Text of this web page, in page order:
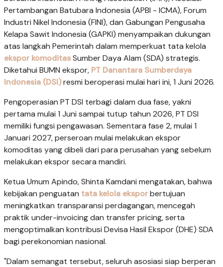
Pertambangan Batubara Indonesia (APBI - ICMA), Forum
Industri Nikel Indonesia (FINI), dan Gabungan Pengusaha
Kelapa Sawit Indonesia (GAPKI) menyampaikan dukungan
atas langkah Pemerintah dalam memperkuat tata kelola
ekspor komoditasSumber Daya Alam (SDA) strategis.
Diketahui BUMN ekspor, PT Danantara Sumberdaya
Indonesia (DSI)resmi beroperasi mulai hari ini, 1 Juni 2026.
Pengoperasian PT DSI terbagi dalam dua fase, yakni
pertama mulai 1 Juni sampai tutup tahun 2026, PT DSI
memiliki fungsi pengawasan. Sementara fase 2, mulai 1
Januari 2027, perseroan mulai melakukan ekspor
komoditas yang dibeli dari para perusahan yang sebelum
melakukan ekspor secara mandiri.
Ketua Umum Apindo, Shinta Kamdani mengatakan, bahwa
kebijakan penguatan tata kelola eksporbertujuan
meningkatkan transparansi perdagangan, mencegah
praktik under-invoicing dan transfer pricing, serta
mengoptimalkan kontribusi Devisa Hasil Ekspor (DHE) SDA
bagi perekonomian nasional.
"Dalam semangat tersebut, seluruh asosiasi siap berperan